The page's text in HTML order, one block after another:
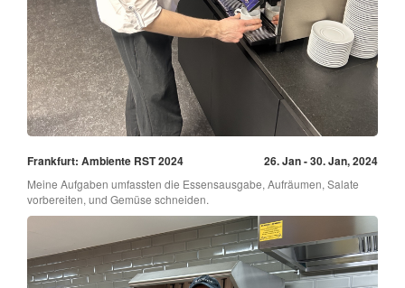
Frankfurt: Ambiente RST 2024 26. Jan - 30. Jan, 2024
Meine Aufgaben umfassten die Essensausgabe, Aufräumen, Salate
vorbereiten, und Gemüse schneiden.